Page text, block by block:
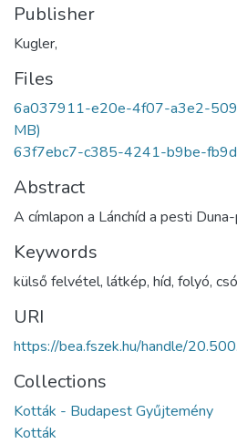
Publisher
Kugler,
Files
6a037911-e20e-4f07-a3e2-
MB)
63f7ebc7-c385-4241-b9be-
Abstract
A címlapon a Lánchíd a pesti
Keywords
külső felvétel, látkép, híd, folyó,
URI
https://bea.fszek.hu/handle/
Collections
Kották - Budapest Gyűjtemény
Kották